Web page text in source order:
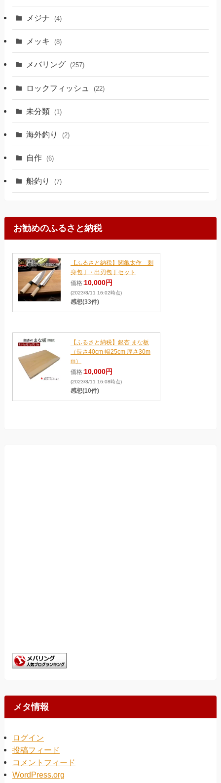
メジナ (4)
メッキ (8)
メバリング (257)
ロックフィッシュ (22)
未分類 (1)
海外釣り (2)
自作 (6)
船釣り (7)
お勧めのふるさと納税
【ふるさと納税】関亀太作 刺
身包丁・出刃包丁セット
価格:10,000円
(2023/8/11 16:02時点)
感想(33件)
【ふるさと納税】銀杏 まな板
（長さ40cm 幅25cm 厚さ30m
m）
価格:10,000円
(2023/8/11 16:08時点)
感想(10件)
メタ情報
ログイン
投稿フィード
コメントフィード
WordPress.org